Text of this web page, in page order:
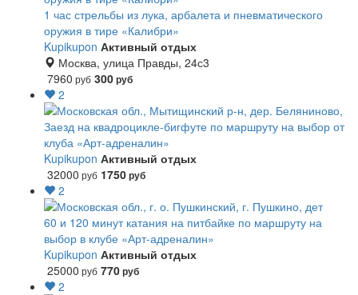
1 час стрельбы из лука, арбалета и пневматического
оружия в тире «Калибри»
Kupikupon Активный отдых
Москва, улица Правды, 24с3
7960 руб 300руб
2
Заезд на квадроцикле-бигфуте по маршруту на выбор от
клуба «Арт-адреналин»
Kupikupon Активный отдых
32000 руб 1750руб
2
60 и 120 минут катания на питбайке по маршруту на
выбор в клубе «Арт-адреналин»
Kupikupon Активный отдых
25000 руб 770руб
2